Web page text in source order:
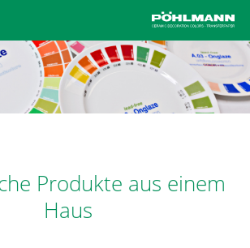
Produkte aus einem
Haus